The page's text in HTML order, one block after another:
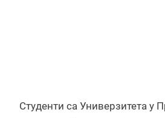
Студенти са Универзитета